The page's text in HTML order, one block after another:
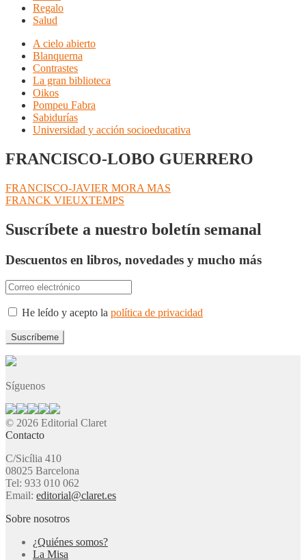
Regalo
Salud
A cielo abierto
Blanquerna
Contrastes
La gran biblioteca
Oikos
Pompeu Fabra
Sabidurías
Universidad y acción socioeducativa
FRANCISCO-LOBO GUERRERO
Navegación
de
entradas
Anterior:
FRANCISCO-JAVIER MORA MAS
Siguiente:
FRANCK VIEUXTEMPS
Suscríbete a nuestro boletín semanal
Descuentos en libros, novedades y mucho más
He leído y acepto la política de privacidad
Síguenos
© 2026 Editorial Claret
Contacto
C/Sicília 410
08025 Barcelona
Tel: 933 010 062
Email: editorial@claret.es
Sobre nosotros
¿Quiénes somos?
La Misa